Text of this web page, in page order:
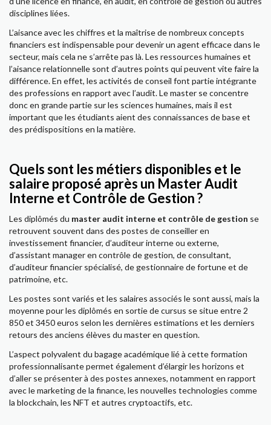
disciplines liées.
L’aisance avec les chiffres et la maîtrise de nombreux concepts
financiers est indispensable pour devenir un agent efficace dans le
secteur, mais cela ne s’arrête pas là. Les ressources humaines et
l’aisance relationnelle sont d’autres points qui peuvent vite faire la
différence. En effet, les activités de conseil font partie intégrante
des professions en rapport avec l’audit. Le master se concentre
donc en grande partie sur les sciences humaines, mais il est
important que les étudiants aient des connaissances de base et
des prédispositions en la matière.
Quels sont les métiers disponibles et le
salaire proposé après un Master Audit
Interne et Contrôle de Gestion ?
Les diplômés du master audit interne et contrôle de gestion se
retrouvent souvent dans des postes de conseiller en
investissement financier, d’auditeur interne ou externe,
d’assistant manager en contrôle de gestion, de consultant,
d’auditeur financier spécialisé, de gestionnaire de fortune et de
patrimoine, etc.
Les postes sont variés et les salaires associés le sont aussi, mais la
moyenne pour les diplômés en sortie de cursus se situe entre 2
850 et 3450 euros selon les dernières estimations et les derniers
retours des anciens élèves du master en question.
L’aspect polyvalent du bagage académique lié à cette formation
professionnalisante permet également d’élargir les horizons et
d’aller se présenter à des postes annexes, notamment en rapport
avec le marketing de la finance, les nouvelles technologies comme
la blockchain, les NFT et autres cryptoactifs, etc.